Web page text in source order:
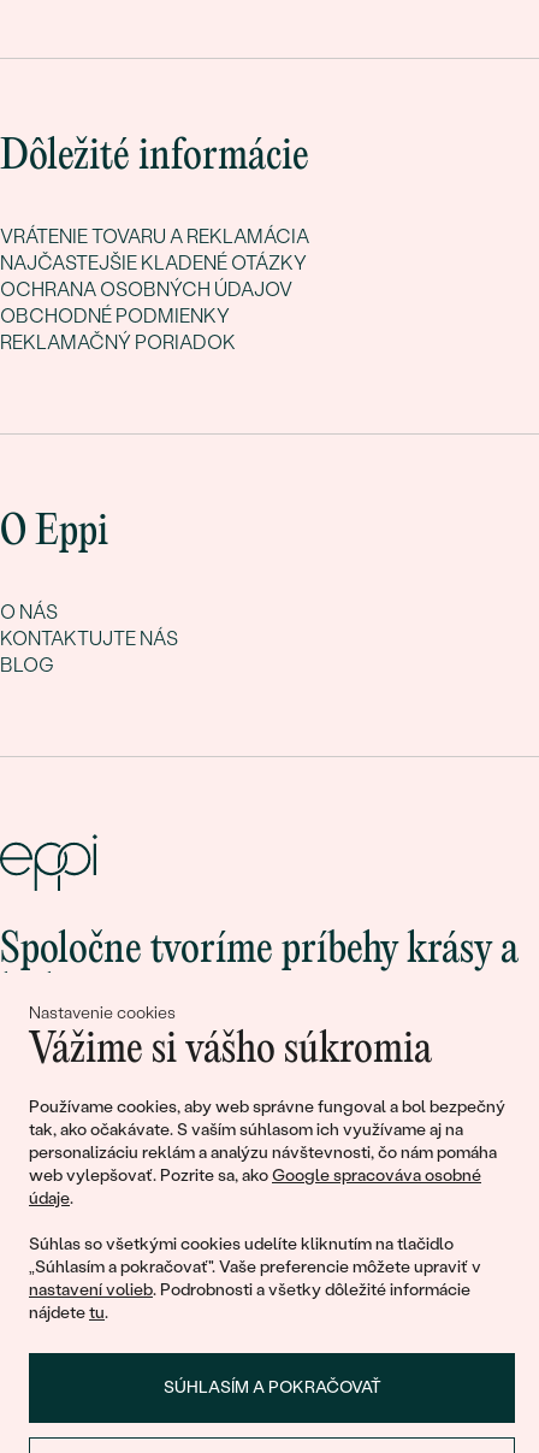
Nastavenie cookies
Vážime si vášho súkromia
Používame cookies, aby web správne fungoval a bol bezpečný
tak, ako očakávate. S vaším súhlasom ich využívame aj na
personalizáciu reklám a analýzu návštevnosti, čo nám pomáha
web vylepšovať. Pozrite sa, akoGoogle spracováva osobné
údaje.
Súhlas so všetkými cookies udelíte kliknutím na tlačidlo
„Súhlasím a pokračovať". Vaše preferencie môžete upraviť v
nastavení volieb. Podrobnosti a všetky dôležité informácie
nájdetetu.
SÚHLASÍM A POKRAČOVAŤ
Dôležité informácie
VRÁTENIE TOVARU A REKLAMÁCIA
NAJČASTEJŠIE KLADENÉ OTÁZKY
OCHRANA OSOBNÝCH ÚDAJOV
OBCHODNÉ PODMIENKY
REKLAMAČNÝ PORIADOK
O Eppi
O NÁS
KONTAKTUJTE NÁS
BLOG
Spoločne tvoríme príbehy krásy a
Pripojte sa k nám!
© 2011 - 2026, Eppi.sk